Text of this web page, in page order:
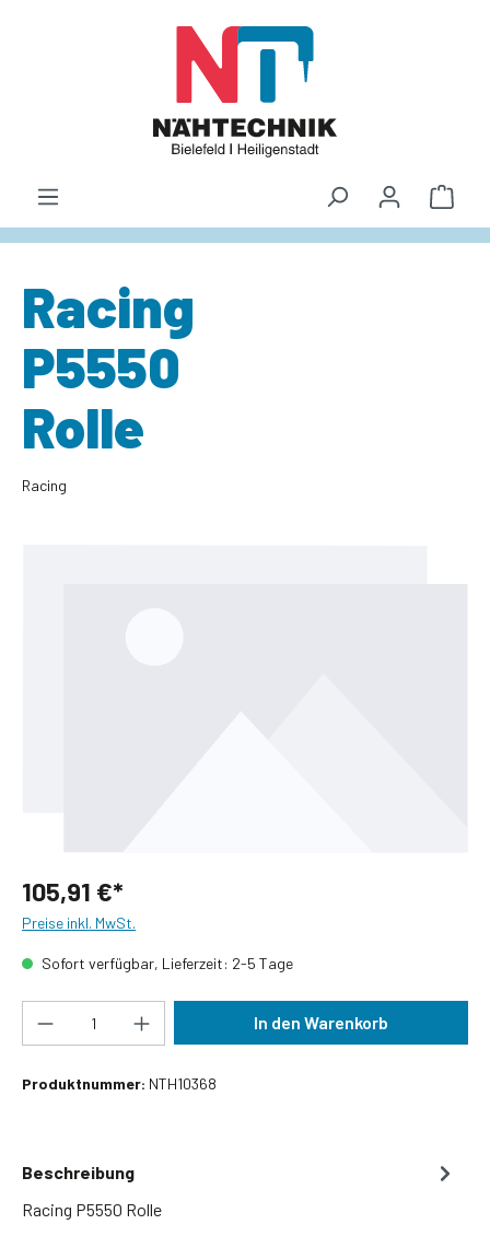
Racing
P5550
Rolle
Racing
105,91 €*
Preise inkl. MwSt.
Sofort verfügbar, Lieferzeit: 2-5 Tage
Produkt Anzahl: Gib den gewünschten Wert
In den Warenkorb
Produktnummer: NTH10368
Beschreibung
Racing P5550 Rolle